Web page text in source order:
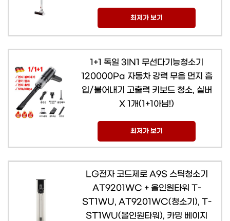
최저가 보기
1+1 독일 3IN1 무선다기능청소기
120000Pa 자동차 강력 무음 먼지 흡
입/불어내기 고출력 키보드 청소, 실버
X 1개(1+1아님!)
최저가 보기
LG전자 코드제로 A9S 스틱청소기
AT9201WC + 올인원타워 T-
ST1WU, AT9201WC(청소기), T-
ST1WU(올인원타워), 카밍 베이지